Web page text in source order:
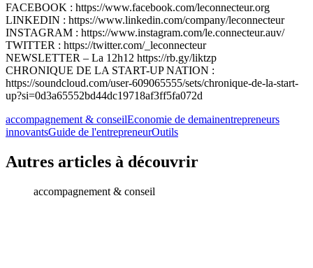
FACEBOOK : https://www.facebook.com/leconnecteur.org
LINKEDIN : https://www.linkedin.com/company/leconnecteur
INSTAGRAM : https://www.instagram.com/le.connecteur.auv/
TWITTER : https://twitter.com/_leconnecteur
NEWSLETTER – La 12h12 https://rb.gy/liktzp
CHRONIQUE DE LA START-UP NATION :
https://soundcloud.com/user-609065555/sets/chronique-de-la-start-
up?si=0d3a65552bd44dc19718af3ff5fa072d
accompagnement & conseilEconomie de demainentrepreneurs
innovantsGuide de l'entrepreneurOutils
Autres articles à découvrir
accompagnement & conseil